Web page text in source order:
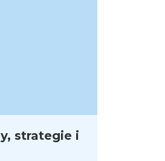
strategie i